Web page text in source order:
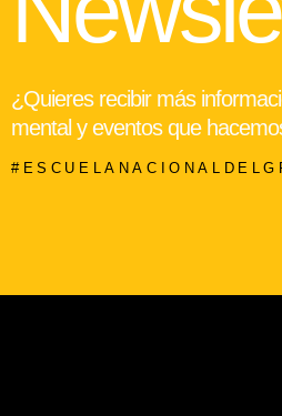
¿Quieres recibir más
mental y eventos que